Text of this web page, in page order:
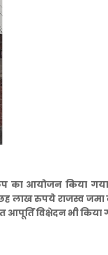
कैंप का आयोजन किया
लाख रुपये राजस्व जमा
विक्षेदन भी किया